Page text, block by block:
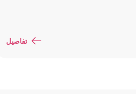
تفاصيل